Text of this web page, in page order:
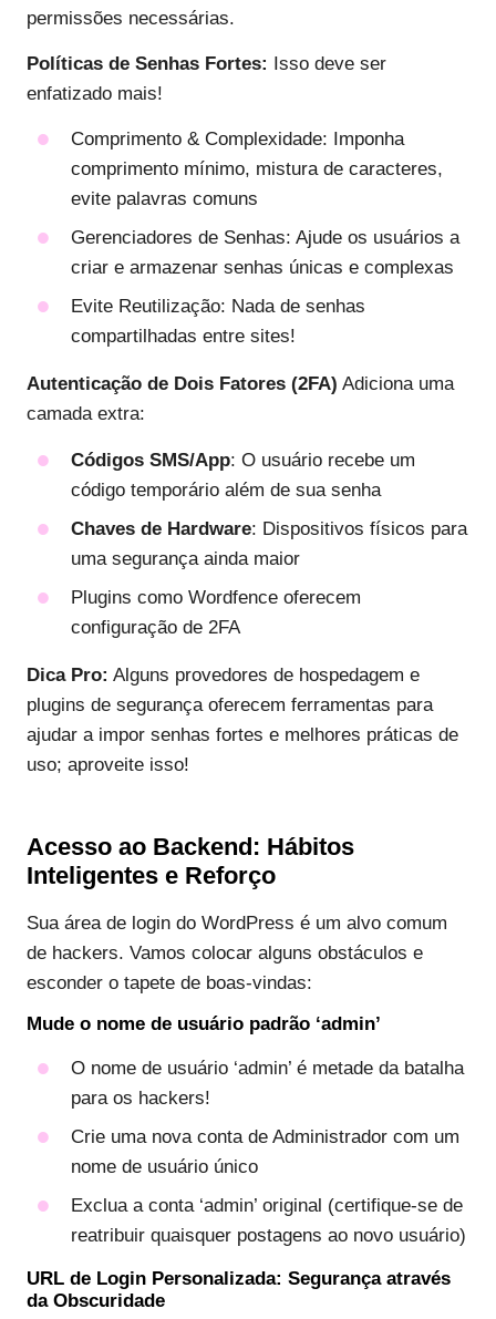
permissões necessárias.
Políticas de Senhas Fortes: Isso deve ser
enfatizado mais!
Comprimento & Complexidade: Imponha
comprimento mínimo, mistura de caracteres,
evite palavras comuns
Gerenciadores de Senhas: Ajude os usuários a
criar e armazenar senhas únicas e complexas
Evite Reutilização: Nada de senhas
compartilhadas entre sites!
Autenticação de Dois Fatores (2FA) Adiciona uma
camada extra:
Códigos SMS/App: O usuário recebe um
código temporário além de sua senha
Chaves de Hardware: Dispositivos físicos para
uma segurança ainda maior
Plugins como Wordfence oferecem
configuração de 2FA
Dica Pro: Alguns provedores de hospedagem e
plugins de segurança oferecem ferramentas para
ajudar a impor senhas fortes e melhores práticas de
uso; aproveite isso!
Acesso ao Backend: Hábitos
Inteligentes e Reforço
Sua área de login do WordPress é um alvo comum
de hackers. Vamos colocar alguns obstáculos e
esconder o tapete de boas-vindas:
Mude o nome de usuário padrão ‘admin’
O nome de usuário ‘admin’ é metade da batalha
para os hackers!
Crie uma nova conta de Administrador com um
nome de usuário único
Exclua a conta ‘admin’ original (certifique-se de
reatribuir quaisquer postagens ao novo usuário)
URL de Login Personalizada: Segurança através
da Obscuridade